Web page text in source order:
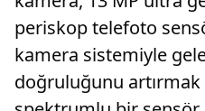
periskop telefoto
kamera sistemiyle
doğruluğunu artırmak